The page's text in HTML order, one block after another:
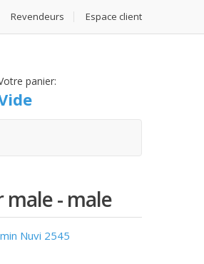
Revendeurs Espace client
panier:
male - male
Nuvi 2545